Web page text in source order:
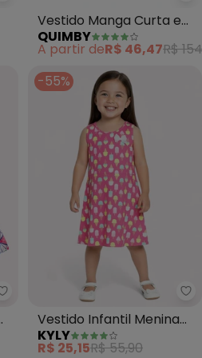
Vestido Manga Curta e
Faixa de Cabelo (Rosa)
QUIMBY
A partir deR$ 46,47R$
Kyly - Vestido Infantil Menina
-55%
Vestido Infantil Menina
Estampado (Rosa)
KYLY
R$ 25,15R$ 55,90